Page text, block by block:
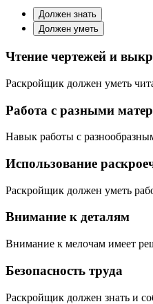
Должен знать
Должен уметь
Чтение чертежей и
Раскройщик должен уметь
Работа с разными
Навык работы с
Использование
Раскройщик должен уметь
Внимание к деталям
Внимание к мелочам имеет
Безопасность труда
Раскройщик должен знать и